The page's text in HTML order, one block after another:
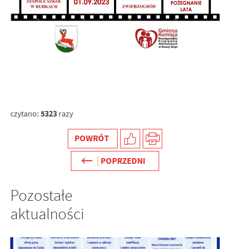
czytano: 5323 razy
POWRÓT
POPRZEDNI
Pozostałe
aktualności